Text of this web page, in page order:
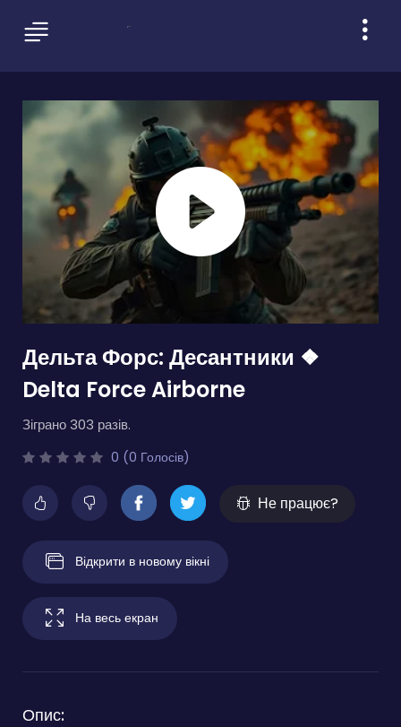
Дельта Форс: Десантники ❖
Delta Force Airborne
Зіграно 303 разів.
0 (0 Голосів)
Не працює?
Відкрити в новому вікні
На весь екран
Опис: